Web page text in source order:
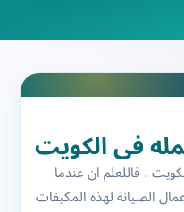
في الكويت
، فاللعلم ان عندما
الصيانة لهذه المكيفات